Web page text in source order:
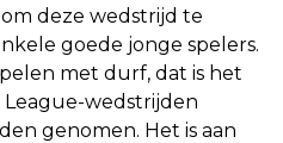
deze wedstrijd te
goede jonge spelers.
met durf, dat is het
League-wedstrijden
genomen. Het is aan